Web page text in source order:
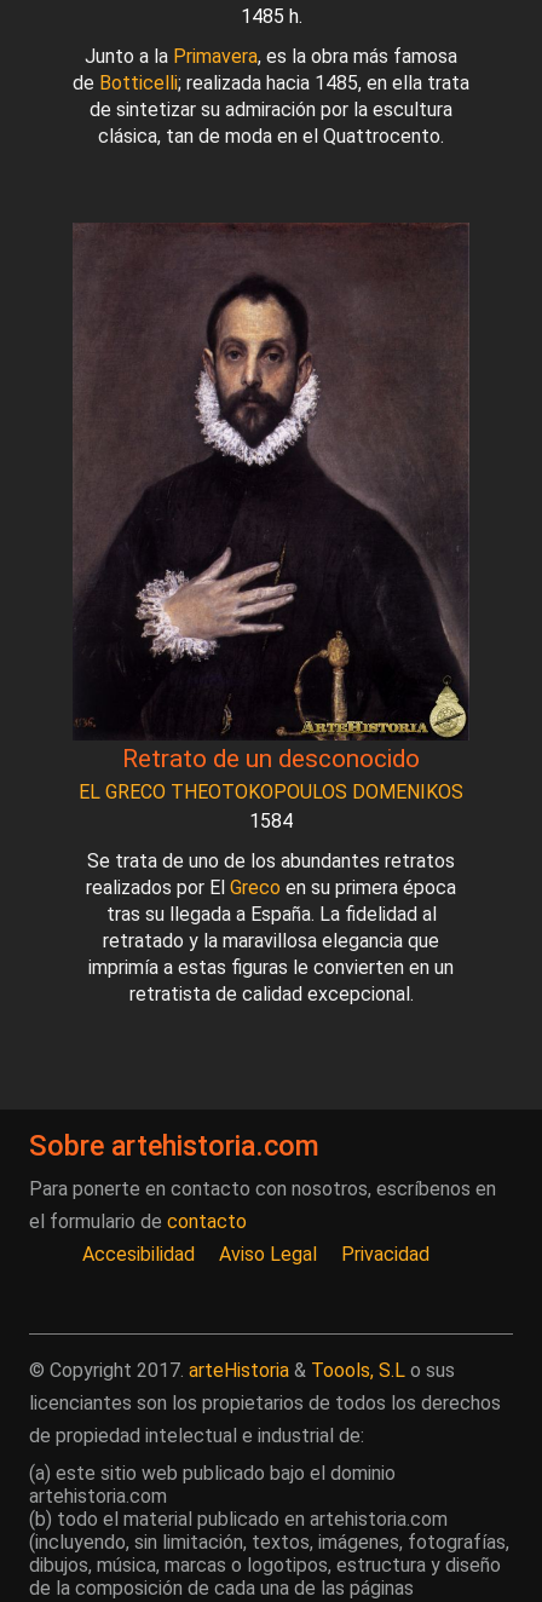
1485 h.
Junto a la Primavera, es la obra más famosa
de Botticelli; realizada hacia 1485, en ella trata
de sintetizar su admiración por la escultura
clásica, tan de moda en el Quattrocento.
Retrato de un desconocido
EL GRECO THEOTOKOPOULOS DOMENIKOS
1584
Se trata de uno de los abundantes retratos
realizados por El Greco en su primera época
tras su llegada a España. La fidelidad al
retratado y la maravillosa elegancia que
imprimía a estas figuras le convierten en un
retratista de calidad excepcional.
Sobre artehistoria.com
Para ponerte en contacto con nosotros, escríbenos en
el formulario de contacto
Accesibilidad
Aviso Legal Privacidad
© Copyright 2017. arteHistoria & Toools, S.L o sus
licenciantes son los propietarios de todos los derechos
de propiedad intelectual e industrial de:
(a) este sitio web publicado bajo el dominio
artehistoria.com
(b) todo el material publicado en artehistoria.com
(incluyendo, sin limitación, textos, imágenes, fotografías,
dibujos, música, marcas o logotipos, estructura y diseño
de la composición de cada una de las páginas